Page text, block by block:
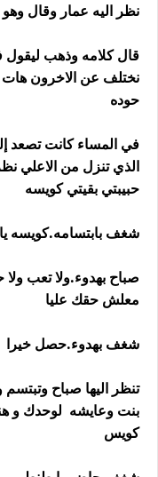
نظر اليه عمار وقال
قال كلامه وذهب ليقول
نختلف عن الاخرون
حوده
في المساء كانت تصعد
الذي تنزل من الاعلي
حبيبتي بقيتي كويسه
شغف بابتسامه.كويسه
صباح بهدوء.ولا تعب
معلش حقك عليا
شغف بهدوء.حصل خيرا
تنظر اليها صباح
بنت وعايشه لوحدك و
كويس